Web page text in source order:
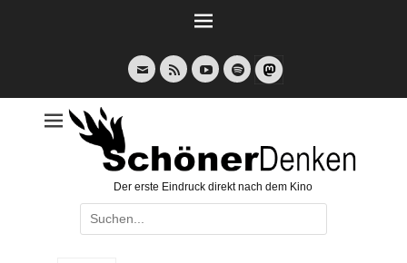
E-
Mail
Feed YouTubeSpotify
Der erste Eindruck direkt nach dem Kino
Suche
nach: